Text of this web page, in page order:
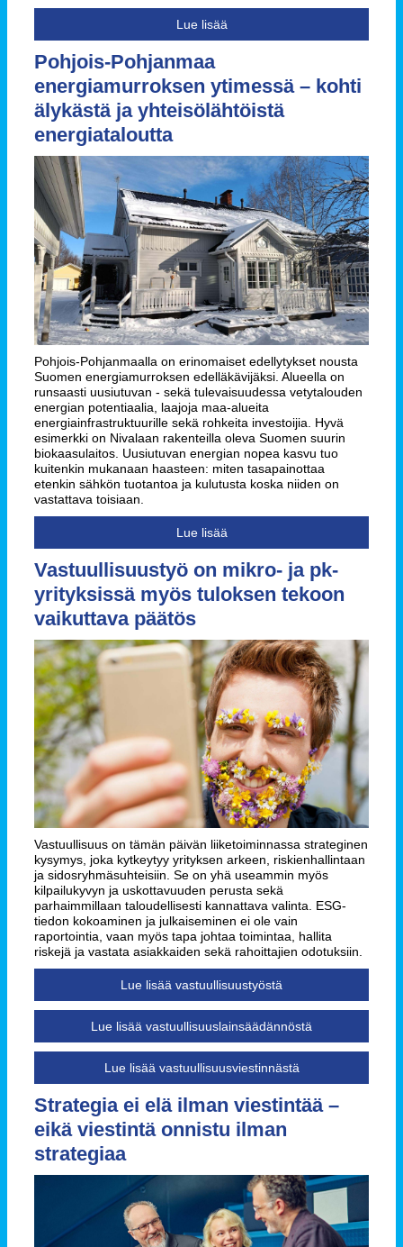
Lue lisää
Pohjois-Pohjanmaa
energiamurroksen ytimessä – kohti
älykästä ja yhteisölähtöistä
energiataloutta
Pohjois-Pohjanmaalla on erinomaiset edellytykset nousta
Suomen energiamurroksen edelläkävijäksi. Alueella on
runsaasti uusiutuvan - sekä tulevaisuudessa vetytalouden
energian potentiaalia, laajoja maa-alueita
energiainfrastruktuurille sekä rohkeita investoijia. Hyvä
esimerkki on Nivalaan rakenteilla oleva Suomen suurin
biokaasulaitos. Uusiutuvan energian nopea kasvu tuo
kuitenkin mukanaan haasteen: miten tasapainottaa
etenkin sähkön tuotantoa ja kulutusta koska niiden on
vastattava toisiaan.
Lue lisää
Vastuullisuustyö on mikro- ja pk-
yrityksissä myös tuloksen tekoon
vaikuttava päätös
Vastuullisuus on tämän päivän liiketoiminnassa strateginen
kysymys, joka kytkeytyy yrityksen arkeen, riskienhallintaan
ja sidosryhmäsuhteisiin. Se on yhä useammin myös
kilpailukyvyn ja uskottavuuden perusta sekä
parhaimmillaan taloudellisesti kannattava valinta. ESG-
tiedon kokoaminen ja julkaiseminen ei ole vain
raportointia, vaan myös tapa johtaa toimintaa, hallita
riskejä ja vastata asiakkaiden sekä rahoittajien odotuksiin.
Lue lisää vastuullisuustyöstä
Lue lisää vastuullisuuslainsäädännöstä
Lue lisää vastuullisuusviestinnästä
Strategia ei elä ilman viestintää –
eikä viestintä onnistu ilman
strategiaa